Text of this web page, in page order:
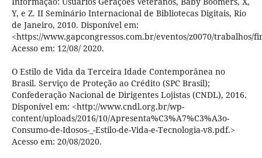
Y, e Z. II Seminário Internacional de Bibliotecas Digitais, Rio
de Janeiro, 2010. Disponível em:
<https://www.gapcongressos.com.br/eventos/z0070/trabalhos/
Acesso em: 12/08/ 2020.
O Estilo de Vida da Terceira Idade Contemporânea no
Brasil. Serviço de Proteção ao Crédito (SPC Brasil);
Confederação Nacional de Dirigentes Lojistas (CNDL), 2016.
Disponível em: <http://www.cndl.org.br/wp-
content/uploads/2016/10/Apresenta%C3%A7%C3%A3o-
Consumo-de-Idosos-_-Estilo-de-Vida-e-Tecnologia-v8.pdf.>
Acesso em: 20/08/2020.